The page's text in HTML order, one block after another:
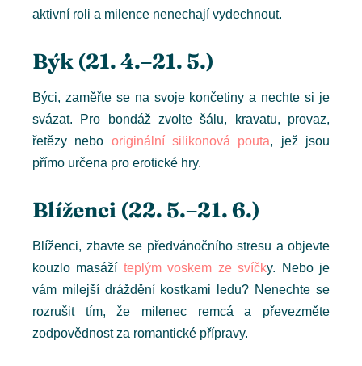
aktivní roli a milence nenechají vydechnout.
Býk (21. 4.–21. 5.)
Býci, zaměřte se na svoje končetiny a nechte si je
svázat. Pro bondáž zvolte šálu, kravatu, provaz,
řetězy nebo originální silikonová pouta, jež jsou
přímo určena pro erotické hry.
Blíženci (22. 5.–21. 6.)
Blíženci, zbavte se předvánočního stresu a objevte
kouzlo masáží teplým voskem ze svíčky. Nebo je
vám milejší dráždění kostkami ledu? Nenechte se
rozrušit tím, že milenec remcá a převezměte
zodpovědnost za romantické přípravy.